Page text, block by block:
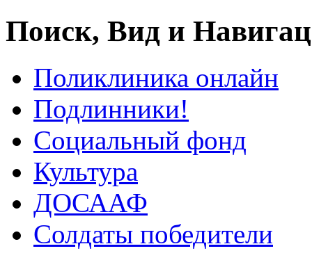
Поиск, Вид и
Поликлиника онлайн
Подлинники!
Социальный фонд
Культура
ДОСААФ
Солдаты победители